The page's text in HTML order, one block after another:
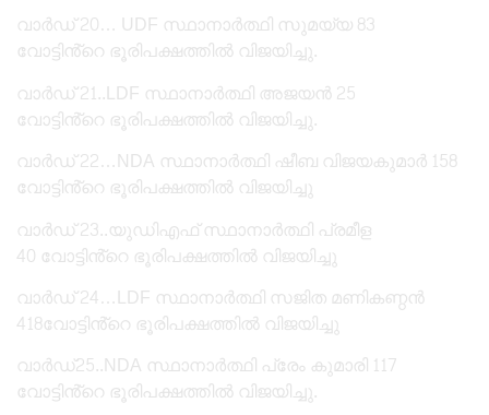
വാർഡ് 20… UDF സ്ഥാനാർത്ഥി സുമയ്യ 83
വോട്ടിൻ്റെ ഭൂരിപക്ഷത്തിൽ വിജയിച്ചു.
വാർഡ് 21..LDF സ്ഥാനാർത്ഥി അജയൻ 25
വോട്ടിൻ്റെ ഭൂരിപക്ഷത്തിൽ വിജയിച്ചു.
വാർഡ് 22…NDA സ്ഥാനാർത്ഥി ഷീബ വിജയകുമാർ 158
വോട്ടിൻ്റെ ഭൂരിപക്ഷത്തിൽ വിജയിച്ചു
വാർഡ് 23..യുഡിഎഫ് സ്ഥാനാർത്ഥി പ്രമീള
40 വോട്ടിൻ്റെ ഭൂരിപക്ഷത്തിൽ വിജയിച്ചു
വാർഡ് 24…LDF സ്ഥാനാർത്ഥി സജിത മണികണ്ഠൻ
418വോട്ടിൻ്റെ ഭൂരിപക്ഷത്തിൽ വിജയിച്ചു
വാർഡ്25..NDA സ്ഥാനാർത്ഥി പ്രേം കുമാരി 117
വോട്ടിൻ്റെ ഭൂരിപക്ഷത്തിൽ വിജയിച്ചു.